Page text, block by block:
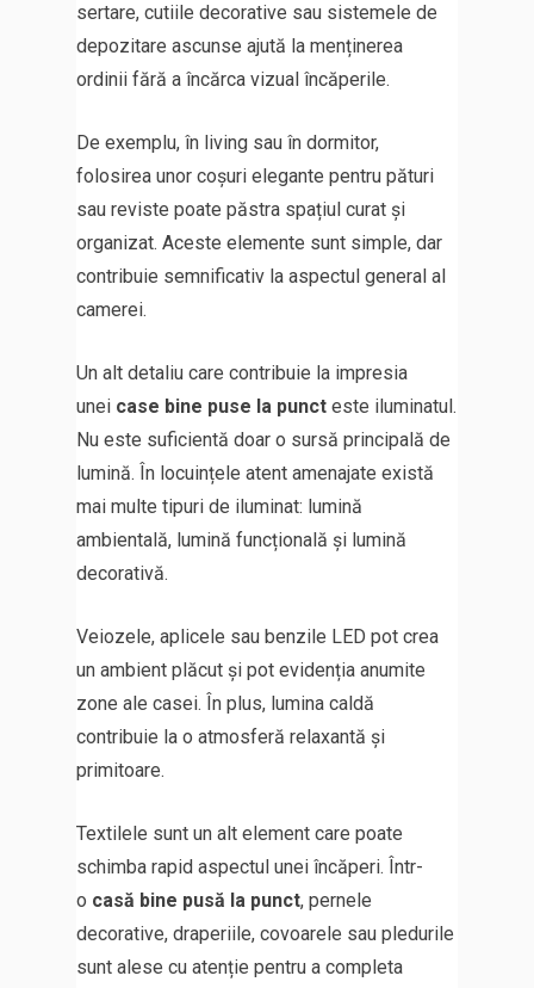
sertare, cutiile decorative sau sistemele de
depozitare ascunse ajută la menținerea
ordinii fără a încărca vizual încăperile.
De exemplu, în living sau în dormitor,
folosirea unor coșuri elegante pentru pături
sau reviste poate păstra spațiul curat și
organizat. Aceste elemente sunt simple, dar
contribuie semnificativ la aspectul general al
camerei.
Un alt detaliu care contribuie la impresia
unei case bine puse la punct este iluminatul.
Nu este suficientă doar o sursă principală de
lumină. În locuințele atent amenajate există
mai multe tipuri de iluminat: lumină
ambientală, lumină funcțională și lumină
decorativă.
Veiozele, aplicele sau benzile LED pot crea
un ambient plăcut și pot evidenția anumite
zone ale casei. În plus, lumina caldă
contribuie la o atmosferă relaxantă și
primitoare.
Textilele sunt un alt element care poate
schimba rapid aspectul unei încăperi. Într-
o casă bine pusă la punct, pernele
decorative, draperiile, covoarele sau pledurile
sunt alese cu atenție pentru a completa